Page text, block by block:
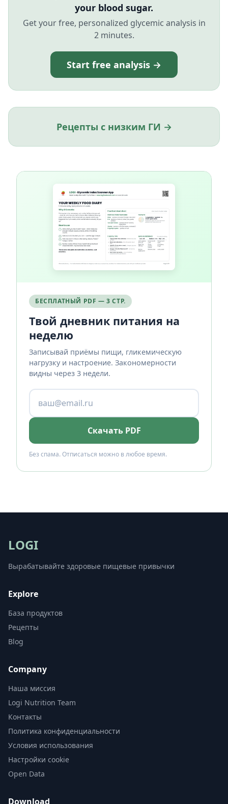
your blood sugar.
Get your free, personalized glycemic analysis in
2 minutes.
Start free analysis →
Рецепты с низким ГИ →
БЕСПЛАТНЫЙ PDF — 3 СТР.
Твой дневник питания на
неделю
Записывай приёмы пищи, гликемическую
нагрузку и настроение. Закономерности
видны через 3 недели.
Скачать PDF
Без спама. Отписаться можно в любое время.
LOGI
Вырабатывайте здоровые пищевые привычки
Explore
База продуктов
Рецепты
Blog
Company
Наша миссия
Logi Nutrition Team
Контакты
Политика конфиденциальности
Условия использования
Настройки cookie
Open Data
Download